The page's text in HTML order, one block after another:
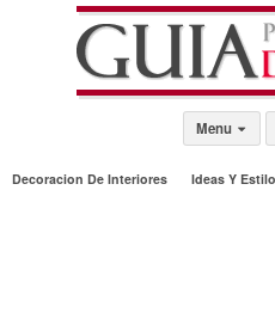
Menu
Decoracion De Interiores Ideas Y Estilo